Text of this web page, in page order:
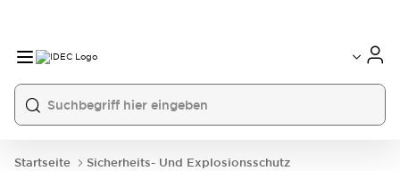
Startseite
Sicherheits- Und Explosionsschutz